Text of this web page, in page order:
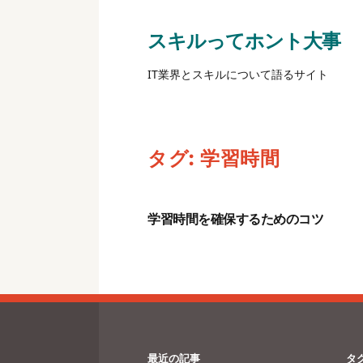
スキルってホント大事
IT業界とスキルについて語るサイト
タグ: 学習時間
学習時間を確保するためのコツ
最近の記事 タ